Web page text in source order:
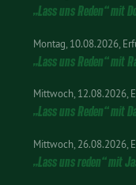
„Lass uns Reden“ mit
Montag 10.08.2026
„Lass uns Reden“ mit
Mittwoch 12.08.2026
„Lass uns Reden“ mit
Mittwoch 26.08.2026
„Lass uns reden“ mit